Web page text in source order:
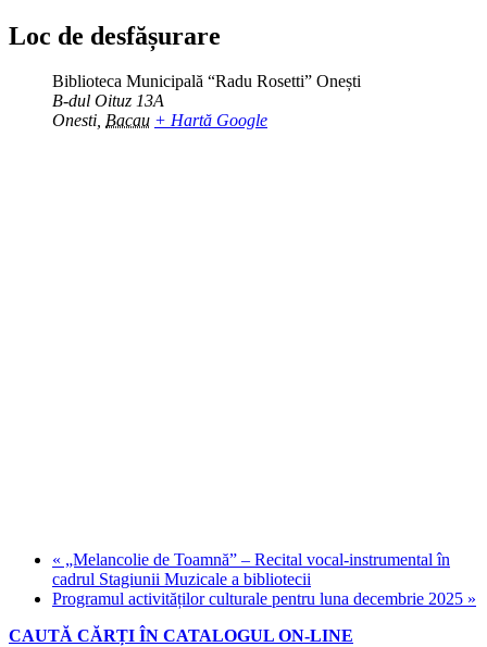
Loc de desfășurare
Biblioteca Municipală “Radu Rosetti” Onești
B-dul Oituz 13A
Onesti, Bacau + Hartă Google
« „Melancolie de Toamnă” – Recital vocal-instrumental în
cadrul Stagiunii Muzicale a bibliotecii
Programul activităților culturale pentru luna decembrie 2025 »
CAUTĂ CĂRȚI ÎN CATALOGUL ON-LINE